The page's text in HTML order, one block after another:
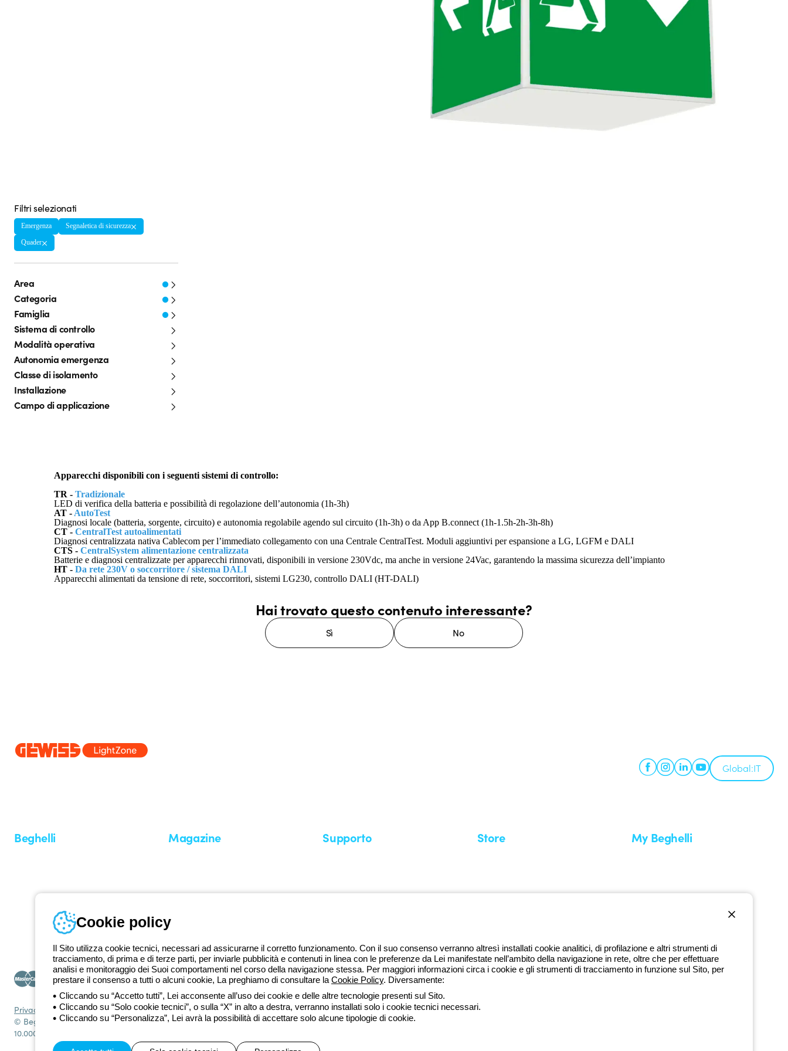
Filtri selezionati
Emergenza
Segnaletica di sicurezza
Quader
Area
Categoria
Famiglia
Sistema di controllo
Modalità operativa
Autonomia emergenza
Classe di isolamento
Installazione
Campo di applicazione
Apparecchi disponibili con i seguenti sistemi di controllo:
TR - Tradizionale
LED di verifica della batteria e possibilità di regolazione dell’autonomia (1h-3h)
AT - AutoTest
Diagnosi locale (batteria, sorgente, circuito) e autonomia regolabile agendo sul circuito (1h-3h) o da App B.connect (1h-1.5h-2h-3h-8h)
CT - CentralTest autoalimentati
Diagnosi centralizzata nativa Cablecom per l’immediato collegamento con una Centrale CentralTest. Moduli aggiuntivi per espansione a LG, LGFM e DALI
CTS - CentralSystem alimentazione centralizzata
Batterie e diagnosi centralizzate per apparecchi rinnovati, disponibili in versione 230Vdc, ma anche in versione 24Vac, garantendo la massima sicurezza dell’impianto
HT - Da rete 230V o soccorritore / sistema DALI
Apparecchi alimentati da tensione di rete, soccorritori, sistemi LG230, controllo DALI (HT-DALI)
Hai trovato questo contenuto interessante?
Sì No
Global:IT
Beghelli Magazine
Seminari
Supporto Store My Beghelli
Numero verde gratuito 800 626 626
Privacy PolicyCookie policyCondizioni di venditaTutte le policyAccessibilità Credits
© Beghelli S.p.A. Società con Unico Socio - Società soggetta alla direzione e coordinamento di Gewiss S.p.A. - R.I. Bologna e C.F. 03829720378 - P.IVA (IT) 00666341201 - REA BO-319364 - Cap. Soc.
10.000.000 EUR i.v.
Cookie policy
Il Sito utilizza cookie tecnici, necessari ad assicurarne il corretto funzionamento. Con il suo consenso verranno altresì installati cookie analitici, di profilazione e altri strumenti di
tracciamento, di prima e di terze parti, per inviarle pubblicità e contenuti in linea con le preferenze da Lei manifestate nell’ambito della navigazione in rete, oltre che per effettuare
analisi e monitoraggio dei Suoi comportamenti nel corso della navigazione stessa. Per maggiori informazioni circa i cookie e gli strumenti di tracciamento in funzione sul Sito, per
prestare il consenso a tutti o alcuni cookie, La preghiamo di consultare la Cookie Policy. Diversamente:
Cliccando su “Accetto tutti”, Lei acconsente all’uso dei cookie e delle altre tecnologie presenti sul Sito.
Cliccando su “Solo cookie tecnici”, o sulla “X” in alto a destra, verranno installati solo i cookie tecnici necessari.
Cliccando su “Personalizza”, Lei avrà la possibilità di accettare solo alcune tipologie di cookie.